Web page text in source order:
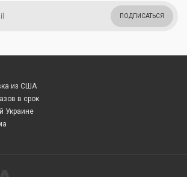
ПОДПИСАТЬСЯ
из США
в срок
Украине